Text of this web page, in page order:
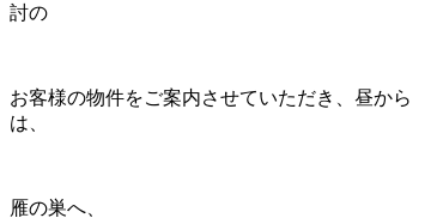
討の
お客様の物件をご案内させていただき、昼から
は、
雁の巣へ、